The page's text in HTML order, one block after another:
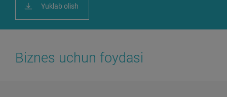
Yuklab olish
Biznes uchun foydasi